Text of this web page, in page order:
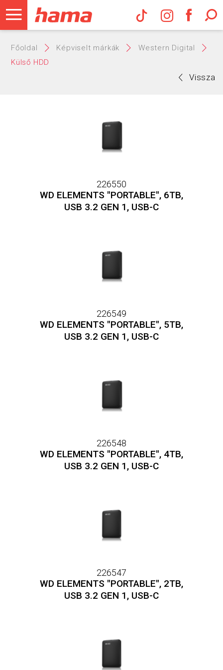
Hama
Főoldal Képviselt márkák
Western Digital
Külső HDD
Vissza
226550
WD ELEMENTS "PORTABLE", 6TB,
USB 3.2 GEN 1, USB-C
226549
WD ELEMENTS "PORTABLE", 5TB,
USB 3.2 GEN 1, USB-C
226548
WD ELEMENTS "PORTABLE", 4TB,
USB 3.2 GEN 1, USB-C
226547
WD ELEMENTS "PORTABLE", 2TB,
USB 3.2 GEN 1, USB-C